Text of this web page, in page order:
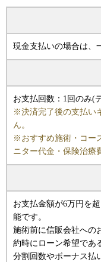
現金支払いの場合は、
お支払回数：1回のみ(
※決済完了後の支払い
ん。
※おすすめ施術・コー
ニター代金・保険治療
お支払金額が6万円を
能です。
施術前に信販会社への
約時にローン希望であ
分割回数やボーナス払